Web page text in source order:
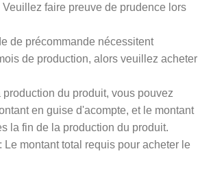
faire preuve de prudence lors
de précommande nécessitent
de production, alors veuillez acheter
production du produit, vous pouvez
en guise d'acompte, et le montant
la fin de la production du produit.
Le montant total requis pour acheter le